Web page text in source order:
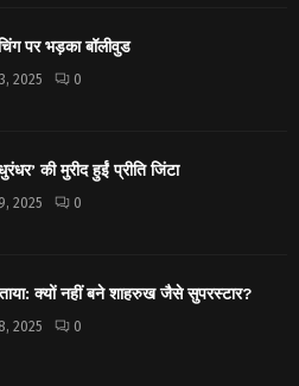
पर भड़का बॉलीवुड
2025 0
की मुरीद हुईं प्रीति जिंटा
2025 0
क्यों नहीं बने शाहरुख जैसे सुपरस्टार?
2025 0